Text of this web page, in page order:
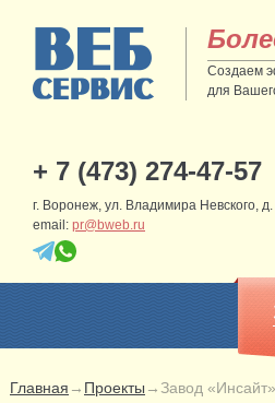
Создаем
для
+ 7 (473) 274-47-57
г. Воронеж, ул. Владимира Невского, д.
email: pr@bweb.ru
Главная → Проекты → Завод